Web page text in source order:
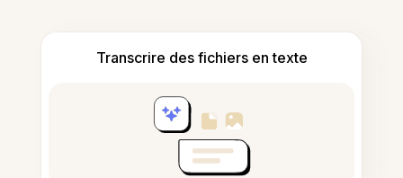
Transcrire des fichiers en texte